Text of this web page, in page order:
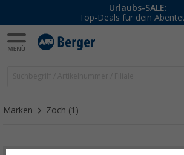
Urlaubs-SALE:
Top-Deals für dein
Marken Zoch (1)